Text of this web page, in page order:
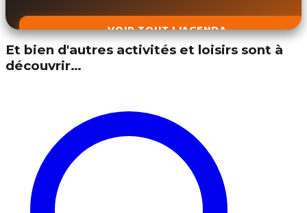
VOIR TOUT L'AGENDA
Et bien d'autres activités et loisirs sont à
découvrir…